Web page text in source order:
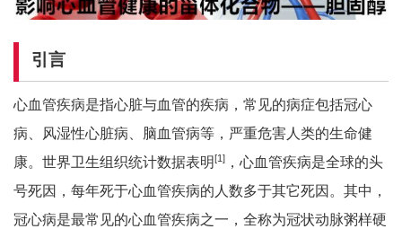
引言
心血管疾病是指心脏与血管的疾病，常见的病症包括冠心
病、风湿性心脏病、脑血管病等，严重危害人类的生命健
康。世界卫生组织统计数据表明 [1]
，心血管疾病是全球的头
号死因，每年死于心血管疾病的人数多于其它死因。其中，
冠心病是最常见的心血管疾病之一，全称为冠状动脉粥样硬